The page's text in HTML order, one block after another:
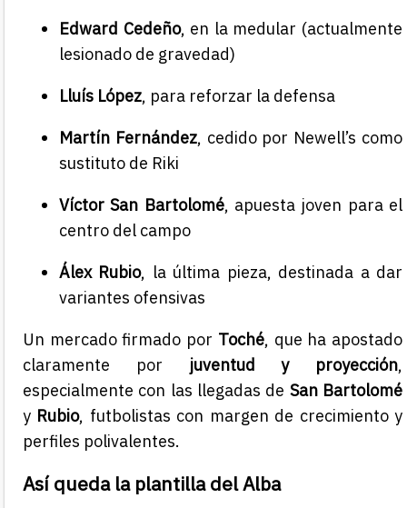
Edward Cedeño, en la medular (actualmente
lesionado de gravedad)
Lluís López, para reforzar la defensa
Martín Fernández, cedido por Newell’s como
sustituto de Riki
Víctor San Bartolomé, apuesta joven para el
centro del campo
Álex Rubio, la última pieza, destinada a dar
variantes ofensivas
Un mercado firmado por Toché, que ha apostado
claramente por
juventud y proyección,
especialmente con las llegadas de San Bartolomé
y Rubio, futbolistas con margen de crecimiento y
perfiles polivalentes.
Así queda la plantilla del Alba